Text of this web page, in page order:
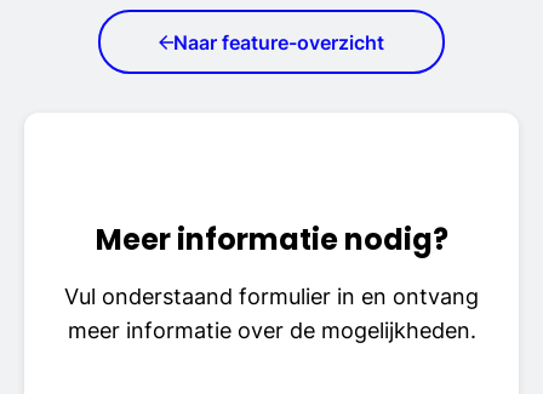
Naar feature-overzicht
Meer informatie nodig?
Vul onderstaand formulier in en ontvang
meer informatie over de mogelijkheden.